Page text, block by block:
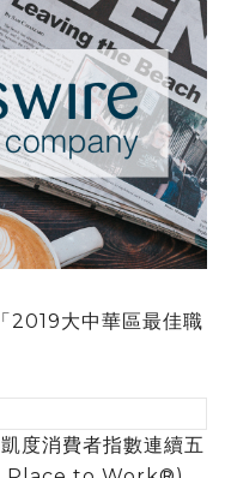
2019大中華區最佳職
度消費者指數連續五